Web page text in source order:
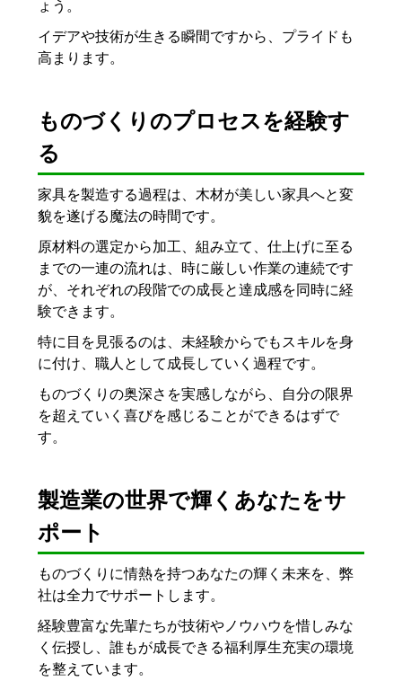
ょう。
イデアや技術が生きる瞬間ですから、プライドも
高まります。
ものづくりのプロセスを経験す
る
家具を製造する過程は、木材が美しい家具へと変
貌を遂げる魔法の時間です。
原材料の選定から加工、組み立て、仕上げに至る
までの一連の流れは、時に厳しい作業の連続です
が、それぞれの段階での成長と達成感を同時に経
験できます。
特に目を見張るのは、未経験からでもスキルを身
に付け、職人として成長していく過程です。
ものづくりの奥深さを実感しながら、自分の限界
を超えていく喜びを感じることができるはずで
す。
製造業の世界で輝くあなたをサ
ポート
ものづくりに情熱を持つあなたの輝く未来を、弊
社は全力でサポートします。
経験豊富な先輩たちが技術やノウハウを惜しみな
く伝授し、誰もが成長できる福利厚生充実の環境
を整えています。